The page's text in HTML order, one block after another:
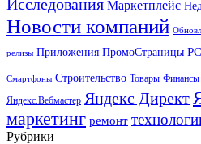
Исследования Маркетплейс
Новости компаний
релизы Приложения ПромоСтраницы
Смартфоны Строительство Товары Финансы
Яндекс.Вебмастер Яндекс Директ
маркетинг ремонт
Рубрики